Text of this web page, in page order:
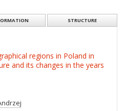
STRUCTURE
regions in Poland in
and its changes in the years